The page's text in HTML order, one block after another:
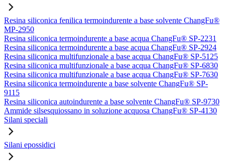
Resina siliconica fenilica termoindurente a base solvente ChangFu®
MP-2950
Resina siliconica termoindurente a base acqua ChangFu® SP-2231
Resina siliconica termoindurente a base acqua ChangFu® SP-2924
Resina siliconica multifunzionale a base acqua ChangFu® SP-5125
Resina siliconica multifunzionale a base acqua ChangFu® SP-6830
Resina siliconica multifunzionale a base acqua ChangFu® SP-7630
Resina siliconica termoindurente a base solvente ChangFu® SP-
9115
Resina siliconica autoindurente a base solvente ChangFu® SP-9730
Ammide silsesquiossano in soluzione acquosa ChangFu® SP-4130
Silani speciali
Silani epossidici